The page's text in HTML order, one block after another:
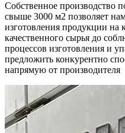
Собственное производство
свыше 3000 м2 позволяет
изготовления продукции на
качественного сырья до
процессов изготовления и
предложить конкурентно
напрямую от производителя